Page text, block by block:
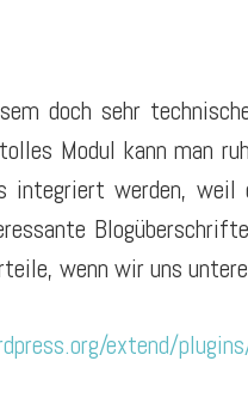
doch sehr
Modul kann man
integriert werden,
wenn wir uns
extend/